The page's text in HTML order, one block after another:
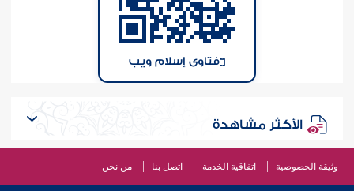
فتاوى إسلام ويب
الأكثر مشاهدة
وثيقة الخصوصية اتفاقية الخدمة اتصل بنا من نحن